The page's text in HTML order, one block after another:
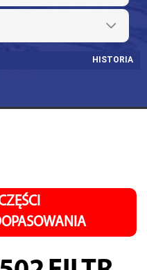
HISTORIA